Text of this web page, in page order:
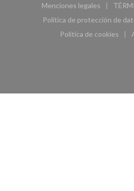
Menciones legales
((abre en una
Política de protección de
Política de cookies
((abre en